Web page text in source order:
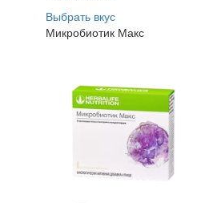
Выбрать вкус
Микробиотик Макс